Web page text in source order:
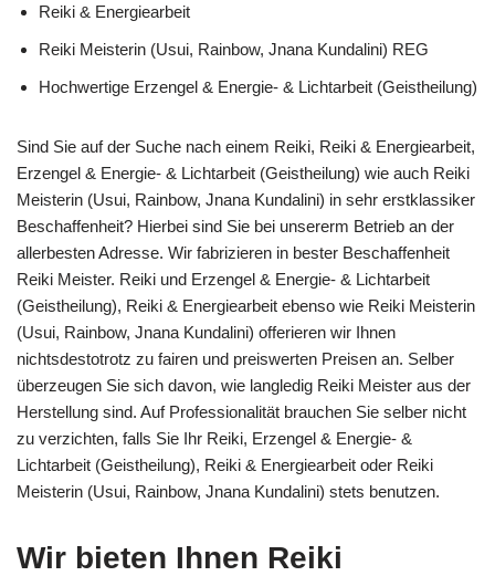
Reiki & Energiearbeit
Reiki Meisterin (Usui, Rainbow, Jnana Kundalini) REG
Hochwertige Erzengel & Energie- & Lichtarbeit (Geistheilung)
Sind Sie auf der Suche nach einem Reiki, Reiki & Energiearbeit,
Erzengel & Energie- & Lichtarbeit (Geistheilung) wie auch Reiki
Meisterin (Usui, Rainbow, Jnana Kundalini) in sehr erstklassiker
Beschaffenheit? Hierbei sind Sie bei unsererm Betrieb an der
allerbesten Adresse. Wir fabrizieren in bester Beschaffenheit
Reiki Meister. Reiki und Erzengel & Energie- & Lichtarbeit
(Geistheilung), Reiki & Energiearbeit ebenso wie Reiki Meisterin
(Usui, Rainbow, Jnana Kundalini) offerieren wir Ihnen
nichtsdestotrotz zu fairen und preiswerten Preisen an. Selber
überzeugen Sie sich davon, wie langledig Reiki Meister aus der
Herstellung sind. Auf Professionalität brauchen Sie selber nicht
zu verzichten, falls Sie Ihr Reiki, Erzengel & Energie- &
Lichtarbeit (Geistheilung), Reiki & Energiearbeit oder Reiki
Meisterin (Usui, Rainbow, Jnana Kundalini) stets benutzen.
Wir bieten Ihnen Reiki